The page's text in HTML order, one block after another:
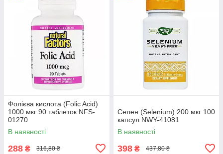
Фолієва кислота (Folic Acid)
1000 мкг 90 таблеток NFS-
01270
В наявності
288 ₴ 316,80 ₴
Селен (Selenium) 200 мкг 100
капсул NWY-41081
В наявності
398 ₴ 437,80 ₴